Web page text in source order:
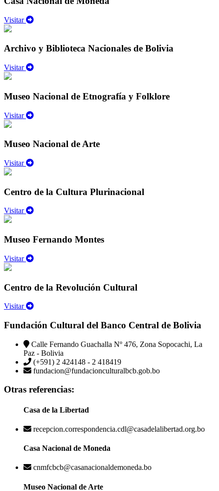
Visitar
Archivo y Biblioteca Nacionales de Bolivia
Visitar
Museo Nacional de Etnografía y Folklore
Visitar
Museo Nacional de Arte
Visitar
Centro de la Cultura Plurinacional
Visitar
Museo Fernando Montes
Visitar
Centro de la Revolución Cultural
Visitar
Fundación Cultural del Banco Central de Bolivia
Calle Fernando Guachalla Nº 476, Zona Sopocachi, La
Paz - Bolivia
(+591) 2 424148 - 2 418419
fundacion@fundacionculturalbcb.gob.bo
Otras referencias:
Casa de la Libertad
recepcion.correspondencia.cdl@casadelalibertad.org.bo
Casa Nacional de Moneda
cnmfcbcb@casanacionaldemoneda.bo
Museo Nacional de Arte